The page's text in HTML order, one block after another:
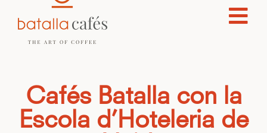
Cafés Batalla con la
Escola d’Hoteleria de